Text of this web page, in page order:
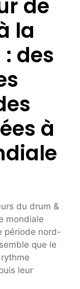
de
la
des
à
du drum &
mondiale
période nord-
que le
leur